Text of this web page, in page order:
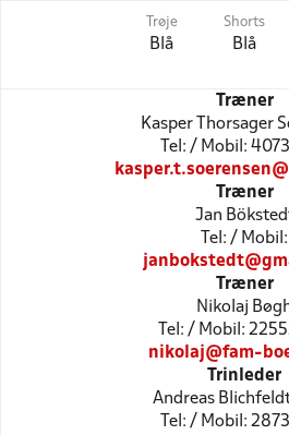
Trøje
Blå
Shorts
Blå
Træner
Kasper Thorsager
Tel: / Mobil:
Træner
Jan
Tel: / Mobil:
Træner
Nikolaj
Tel: / Mobil:
nikolaj@fam-
Trinleder
Andreas
Tel: / Mobil: